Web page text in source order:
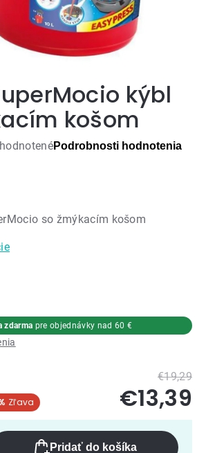
kýbl
košom
Podrobnosti hodnotenia
Pridať do košíka
so žmýkacím košom
zdarma pre objednávky nad 60 €
€19,29
€13,39